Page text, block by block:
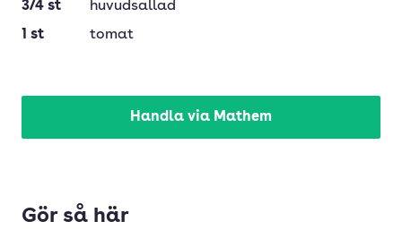
3/4 st
huvudsallad
1 st tomat
Handla via Mathem
Gör så här